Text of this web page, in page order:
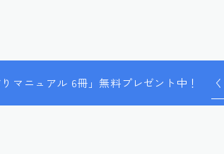
マニュアル 6冊」無料プレゼント中！